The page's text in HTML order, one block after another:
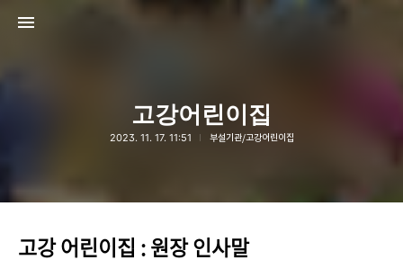
고강어린이집
2023. 11. 17. 11:51 부설기관/고강어린이집
고강 어린이집 : 원장 인사말
고강종합사회복지관